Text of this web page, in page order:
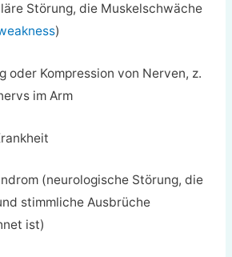
Störung, die Muskelschwäche
)
oder Kompression von Nerven, z.
im Arm
(neurologische Störung, die
stimmliche Ausbrüche
ist)